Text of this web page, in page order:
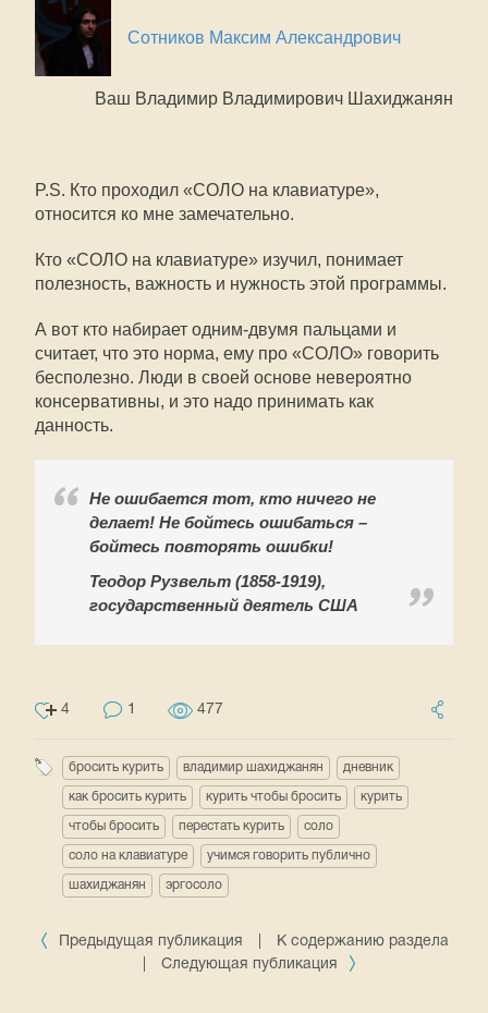
Сотников Максим Александрович
Ваш Владимир Владимирович Шахиджанян
P.S. Кто проходил «СОЛО на клавиатуре»,
относится ко мне замечательно.
Кто «СОЛО на клавиатуре» изучил, понимает
полезность, важность и нужность этой программы.
А вот кто набирает одним-двумя пальцами и
считает, что это норма, ему про «СОЛО» говорить
бесполезно. Люди в своей основе невероятно
консервативны, и это надо принимать как
данность.
Не ошибается тот, кто ничего не
делает! Не бойтесь ошибаться –
бойтесь повторять ошибки!
Теодор Рузвельт (1858-1919),
государственный деятель США
4 1 477
бросить курить владимир шахиджанян дневник
как бросить курить курить чтобы бросить курить
чтобы бросить перестать курить соло
соло на клавиатуре учимся говорить публично
шахиджанян эргосоло
Предыдущая публикация
К содержанию раздела
Следующая публикация